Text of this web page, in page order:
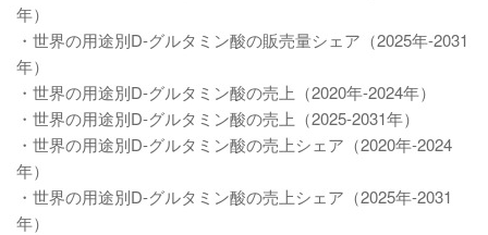
年）
・世界の用途別D-グルタミン酸の販売量シェア（2025年-2031
年）
・世界の用途別D-グルタミン酸の売上（2020年-2024年）
・世界の用途別D-グルタミン酸の売上（2025-2031年）
・世界の用途別D-グルタミン酸の売上シェア（2020年-2024
年）
・世界の用途別D-グルタミン酸の売上シェア（2025年-2031
年）